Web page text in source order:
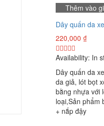
Thêm vào
Dây quấn da
220,000 ₫
Availability: In
Dây quấn da
da giả, lót bọt
bằng nhựa với
loại,Sản phẩm
+ nắp đậy